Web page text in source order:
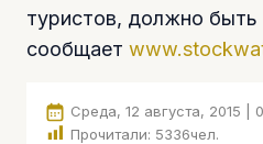
туристов, должно быть
сообщает
Среда, 12 августа, 2015 |
Прочитали: 5336чел.